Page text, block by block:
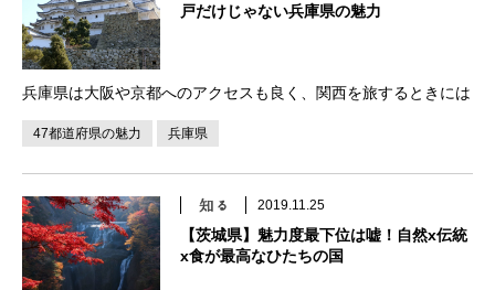
戸だけじゃない兵庫県の魅力
兵庫県は大阪や京都へのアクセスも良く、関西を旅するときには
是非訪れたい都道府県の一つとして人気です。兵庫県と言えば、
海と山に囲まれていて海外のような独特の雰囲気をもつ神戸が全
47都道府県の魅力 兵庫県
2019.11.25
【茨城県】魅力度最下位は嘘！自然x伝統
x食が最高なひたちの国